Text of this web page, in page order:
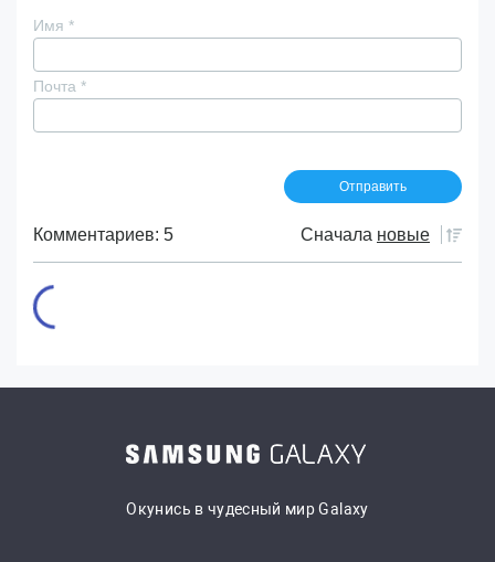
Имя *
Почта *
Комментариев: 5 Сначала новые
Окунись в чудесный мир Galaxy